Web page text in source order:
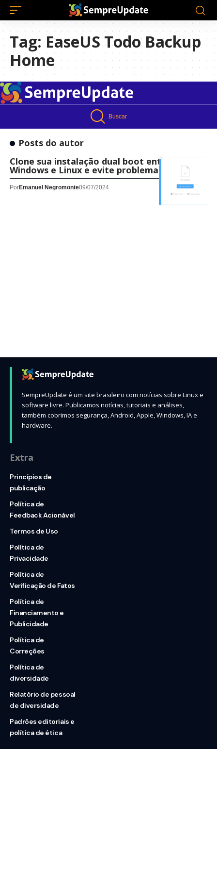
Tag: EaseUS Todo Backup
Home
Buscar
Posts do autor
Clone sua instalação dual boot entre
Windows e Linux e evite problemas
PorEmanuel Negromonte09/07/2024
SempreUpdate é um site brasileiro com notícias sobre Linux e
software livre. Publicamos notícias, tutoriais e análises,
também cobrimos segurança, Android, Apple, Windows, IA e
hardware.
Extra
Princípios de
publicação
Política de
Feedback Acionável
Termos de Uso
Política de
Privacidade
Política de
Verificação de Fatos
Política de
Financiamento e
Publicidade
Política de
Correções
Política de
diversidade
Relatório de pessoal
de diversidade
Padrões editoriais e
política de ética